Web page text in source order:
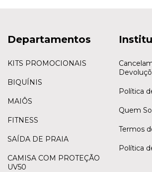
Departamentos
KITS PROMOCIONAIS
BIQUÍNIS
MAIÔS
FITNESS
SAÍDA DE PRAIA
CAMISA COM PROTEÇÃO
UV50
Política
Quem
Termos
Política